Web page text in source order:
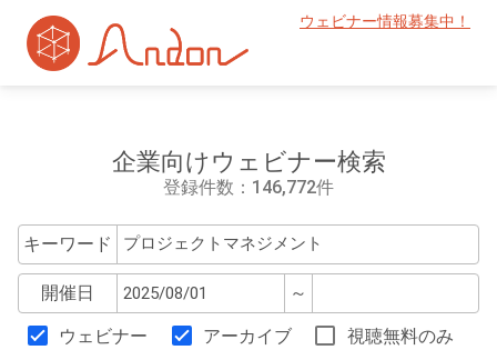
ウェビナー情報募集中！
企業向けウェビナー検索
登録件数：146,772件
キーワード
開催日 ～
ウェビナー アーカイブ
視聴無料のみ